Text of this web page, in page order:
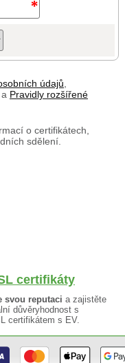
údajů
a Pravidly rozšířené
o certifikátech,
sdělení.
certifikáty
svou reputaci a zajistěte
důvěryhodnost s
certifikátem s EV.